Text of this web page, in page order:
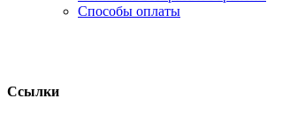
Способы оплаты
Ссылки